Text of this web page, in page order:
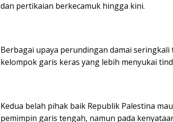
dan pertikaian berkecamuk hingga kini.
Berbagai upaya perundingan damai
kelompok garis keras yang lebih menyukai
Kedua belah pihak baik Republik Palestina
pemimpin garis tengah, namun pada